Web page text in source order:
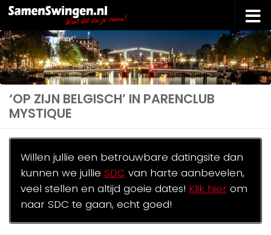
Doorgaan naar inhoud
‘OP ZIJN BELGISCH’ IN PARENCLUB
MYSTIQUE
Willen jullie een betrouwbare datingsite dan
kunnen we jullie SDC van harte aanbevelen,
veel stellen en altijd goeie dates! Klik hierom
naar SDC te gaan, echt goed!